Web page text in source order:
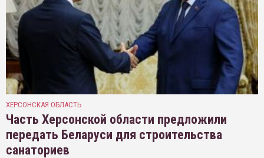
ХЕРСОНСКАЯ ОБЛАСТЬ
Часть Херсонской области предложили
передать Беларуси для строительства
санаториев